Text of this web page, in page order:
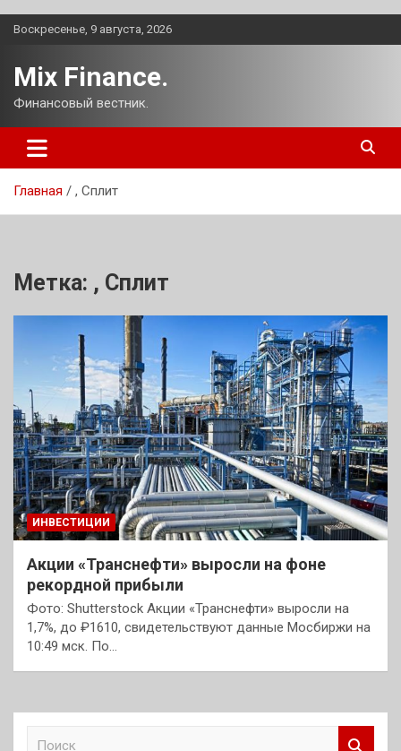
Перейти
Воскресенье, 9 августа, 2026
Mix Finance.
Финансовый вестник.
Главная , Сплит
Метка: , Сплит
ИНВЕСТИЦИИ
Акции «Транснефти» выросли на фоне
рекордной прибыли
Фото: Shutterstock Акции «Транснефти» выросли на
1,7%, до ₽1610, свидетельствуют данные Мосбиржи на
10:49 мск. По…